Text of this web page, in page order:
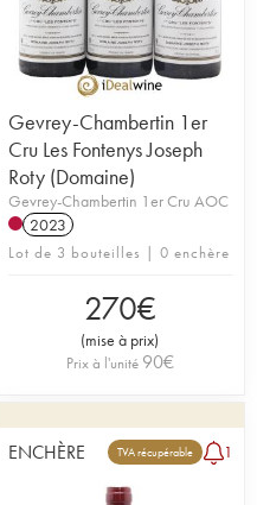
Gevrey-Chambertin 1er
Cru Les Fontenys Joseph
Roty (Domaine)
Gevrey-Chambertin 1er Cru AOC
2023
Lot de 3 bouteilles | 0 enchère
270€
(mise à prix)
Prix à l'unité 90€
ENCHÈRE TVA récupérable 1